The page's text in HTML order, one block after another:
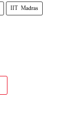
IIT Madras